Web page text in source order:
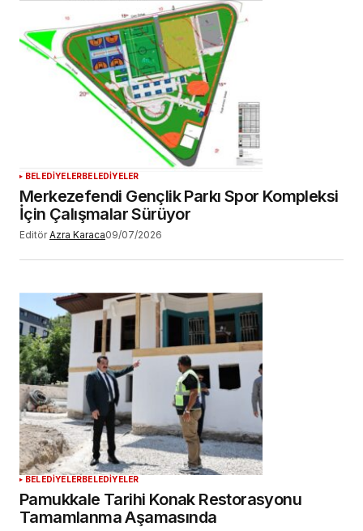
BELEDİYELERBELEDİYELER
Merkezefendi Gençlik Parkı Spor Kompleksi
İçin Çalışmalar Sürüyor
Editör Azra Karaca09/07/2026
BELEDİYELERBELEDİYELER
Pamukkale Tarihi Konak Restorasyonu
Tamamlanma Aşamasında